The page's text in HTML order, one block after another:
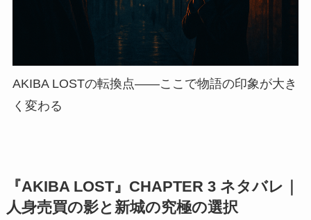
AKIBA LOSTの転換点——ここで物語の印象が大き
く変わる
『AKIBA LOST』CHAPTER 3 ネタバレ｜
人身売買の影と新城の究極の選択